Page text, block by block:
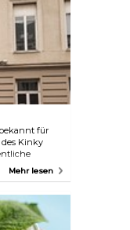
für
des Kinky
Mehr lesen